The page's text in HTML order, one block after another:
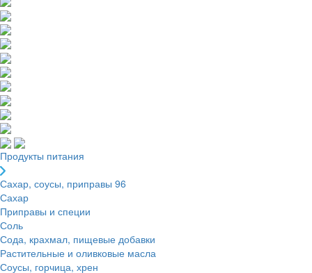
Продукты питания
Сахар, соусы, приправы 96
Сахар
Приправы и специи
Соль
Сода, крахмал, пищевые добавки
Растительные и оливковые масла
Соусы, горчица, хрен